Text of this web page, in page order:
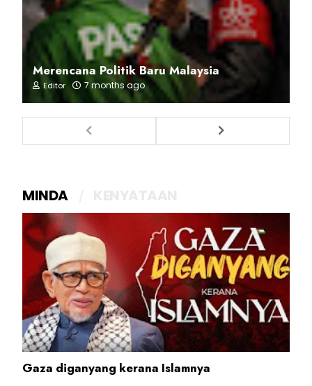
Merencana Politik Baru Malaysia
Editor 7 months ago
MINDA
Gaza diganyang kerana Islamnya